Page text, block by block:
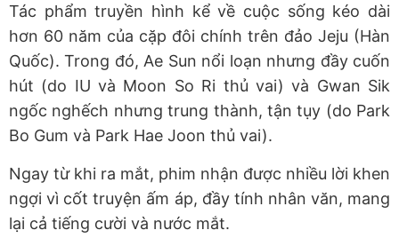
Tác phẩm truyền hình kể về cuộc sống kéo dài
hơn 60 năm của cặp đôi chính trên đảo Jeju (Hàn
Quốc). Trong đó, Ae Sun nổi loạn nhưng đầy cuốn
hút (do IU và Moon So Ri thủ vai) và Gwan Sik
ngốc nghếch nhưng trung thành, tận tụy (do Park
Bo Gum và Park Hae Joon thủ vai).
Ngay từ khi ra mắt, phim nhận được nhiều lời khen
ngợi vì cốt truyện ấm áp, đầy tính nhân văn, mang
lại cả tiếng cười và nước mắt.